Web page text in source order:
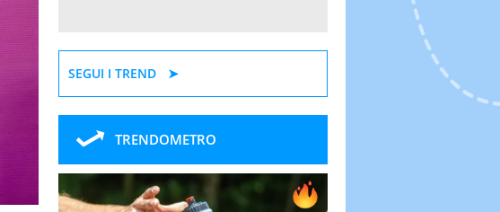
SEGUI I TREND
TRENDOMETRO